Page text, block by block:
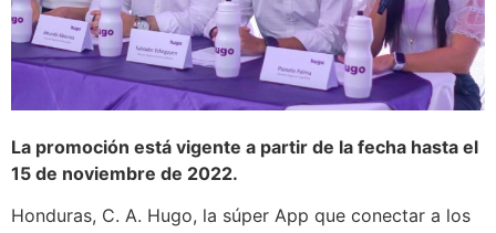
La promoción está vigente a partir de la fecha hasta el
15 de noviembre de 2022.
Honduras, C. A. Hugo, la súper App que conectar a los